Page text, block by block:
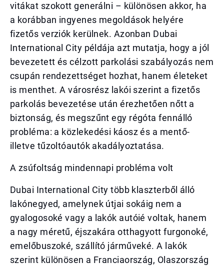
vitákat szokott generálni – különösen akkor, ha
a korábban ingyenes megoldások helyére
fizetős verziók kerülnek. Azonban Dubai
International City példája azt mutatja, hogy a jól
bevezetett és célzott parkolási szabályozás nem
csupán rendezettséget hozhat, hanem életeket
is menthet. A városrész lakói szerint a fizetős
parkolás bevezetése után érezhetően nőtt a
biztonság, és megszűnt egy régóta fennálló
probléma: a közlekedési káosz és a mentő-
illetve tűzoltóautók akadályoztatása.
A zsúfoltság mindennapi probléma volt
Dubai International City több klaszterből álló
lakónegyed, amelynek útjai sokáig nem a
gyalogosoké vagy a lakók autóié voltak, hanem
a nagy méretű, éjszakára otthagyott furgonoké,
emelőbuszoké, szállító járműveké. A lakók
szerint különösen a Franciaország, Olaszország